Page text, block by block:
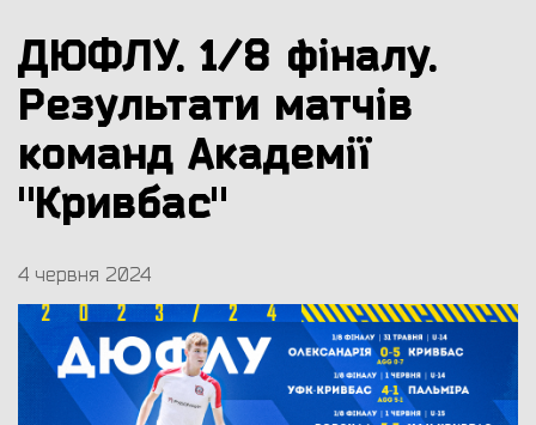
ДЮФЛУ. 1/8 фіналу.
Результати матчів
команд Академії
"Кривбас"
4 червня 2024